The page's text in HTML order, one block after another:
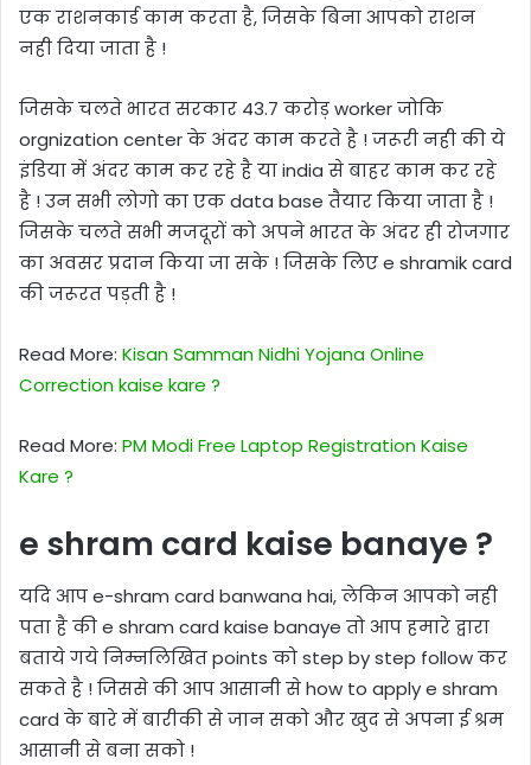
एक राशनकार्ड काम करता है, जिसके बिना आपको राशन
नही दिया जाता है !
जिसके चलते भारत सरकार 43.7 करोड़ worker जोकि
orgnization center के अंदर काम करते है ! जरूरी नही की ये
इंडिया में अंदर काम कर रहे है या india से बाहर काम कर रहे
है ! उन सभी लोगो का एक data base तैयार किया जाता है !
जिसके चलते सभी मजदूरों को अपने भारत के अंदर ही रोजगार
का अवसर प्रदान किया जा सके ! जिसके लिए e shramik card
की जरूरत पड़ती है !
Read More: Kisan Samman Nidhi Yojana Online
Correction kaise kare ?
Read More: PM Modi Free Laptop Registration Kaise
Kare ?
e shram card kaise banaye ?
यदि आप e-shram card banwana hai, लेकिन आपको नही
पता है की e shram card kaise banaye तो आप हमारे द्वारा
बताये गये निम्नलिखित points को step by step follow कर
सकते है ! जिससे की आप आसानी से how to apply e shram
card के बारे में बारीकी से जान सको और खुद से अपना ई श्रम
आसानी से बना सको !